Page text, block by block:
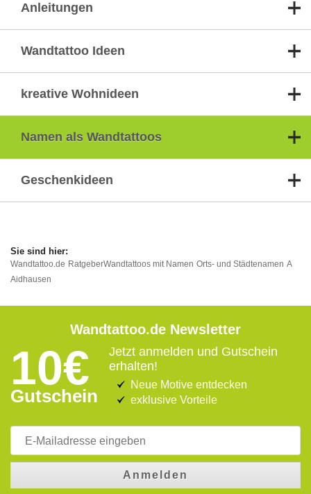
Anleitungen
Wandtattoo Ideen
kreative Wohnideen
Namen als Wandtattoos
Geschenkideen
Wandtattoo.de RatgeberWandtattoos mit Namen Orts- und Städtenamen A
Aidhausen
Wandtattoo.de Newsletter
10€
Gutschein
Jetzt anmelden und Gutschein
erhalten!
Neue Motive entdecken
exklusive Vorteile
Anmelden